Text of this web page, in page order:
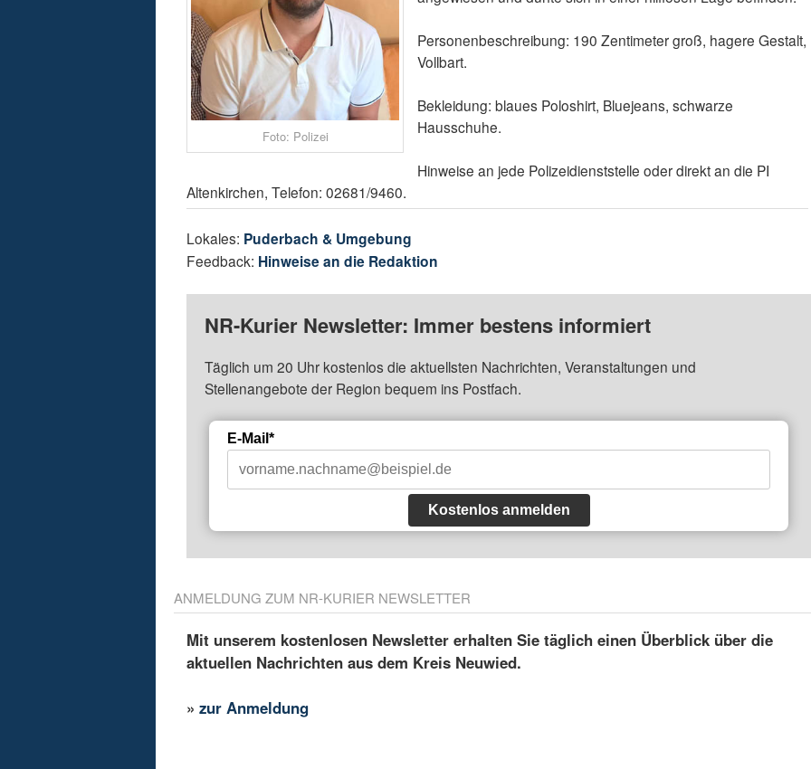
Foto: Polizei
Personenbeschreibung: 190 Zentimeter groß, hagere Gestalt,
Vollbart.
Bekleidung: blaues Poloshirt, Bluejeans, schwarze
Hausschuhe.
Hinweise an jede Polizeidienststelle oder direkt an die PI
Altenkirchen, Telefon: 02681/9460.
Lokales: Puderbach & Umgebung
Feedback: Hinweise an die Redaktion
NR-Kurier Newsletter: Immer bestens informiert
Täglich um 20 Uhr kostenlos die aktuellsten Nachrichten, Veranstaltungen und
Stellenangebote der Region bequem ins Postfach.
E-Mail*
Kostenlos anmelden
ANMELDUNG ZUM NR-KURIER NEWSLETTER
Mit unserem kostenlosen Newsletter erhalten Sie täglich einen Überblick über die
aktuellen Nachrichten aus dem Kreis Neuwied.
»zur Anmeldung